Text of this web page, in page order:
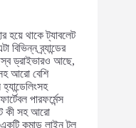
হয়ে থাকে ট্যাবলেট
ব্র্যান্ডের
ড্রাইভারও আছে,
আরো বেশি
পারফর্মেন্স
কী সহ আরো
কমান্ড লাইন টুল